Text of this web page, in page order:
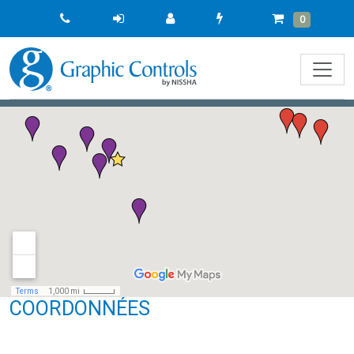
Quick
Order
Cart
0 Items
COORDONNÉES